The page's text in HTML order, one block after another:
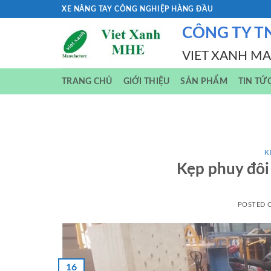
XE NÂNG TAY CÔNG NGHIỆP HÀNG ĐẦU
CÔNG TY
VIET XANH
TRANG CHỦ GIỚI THIỆU SẢN PHẨM TIN
Kẹp phuy
POSTED
16